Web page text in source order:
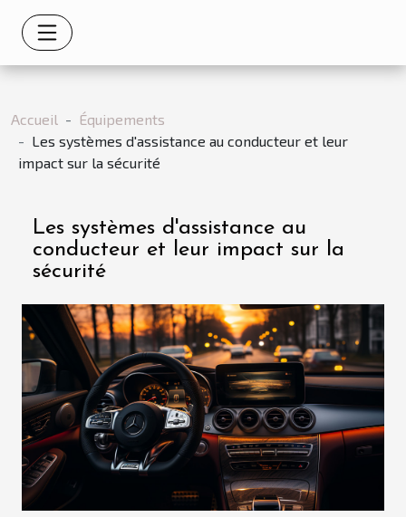
Accueil
Équipements
Les systèmes d'assistance au conducteur et leur
impact sur la sécurité
Les systèmes d'assistance au
conducteur et leur impact sur la
sécurité